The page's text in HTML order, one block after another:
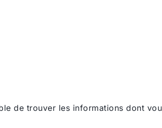
de trouver les informations dont